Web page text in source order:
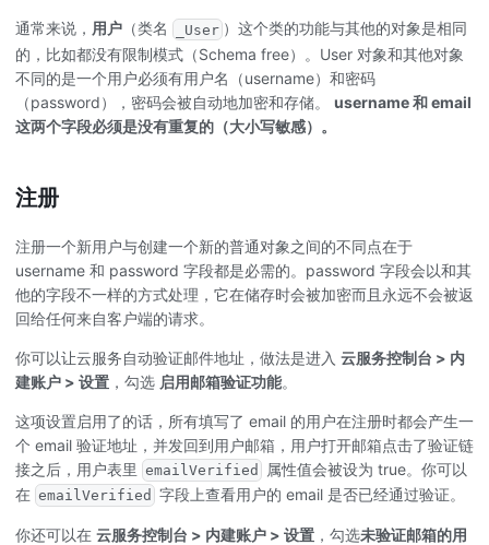
通常来说， 用户 （类名 _User）这个类的功能与其他的对象是相同
的，比如都没有限制模式（Schema free）。User 对象和其他对象
不同的是一个用户必须有用户名（username）和密码
（password），密码会被自动地加密和存储。 username 和 email
这两个字段必须是没有重复的（大小写敏感）。
注册
注册一个新用户与创建一个新的普通对象之间的不同点在于
username 和 password 字段都是必需的。password 字段会以和其
他的字段不一样的方式处理，它在储存时会被加密而且永远不会被返
回给任何来自客户端的请求。
你可以让云服务自动验证邮件地址，做法是进入 云服务控制台 > 内
建账户 > 设置 ，勾选 启用邮箱验证功能。
这项设置启用了的话，所有填写了 email 的用户在注册时都会产生一
个 email 验证地址，并发回到用户邮箱，用户打开邮箱点击了验证链
接之后，用户表里 emailVerified
属性值会被设为 true。你可以
在 emailVerified 字段上查看用户的 email 是否已经通过验证。
你还可以在 云服务控制台 > 内建账户 > 设置 ，勾选未验证邮箱的用